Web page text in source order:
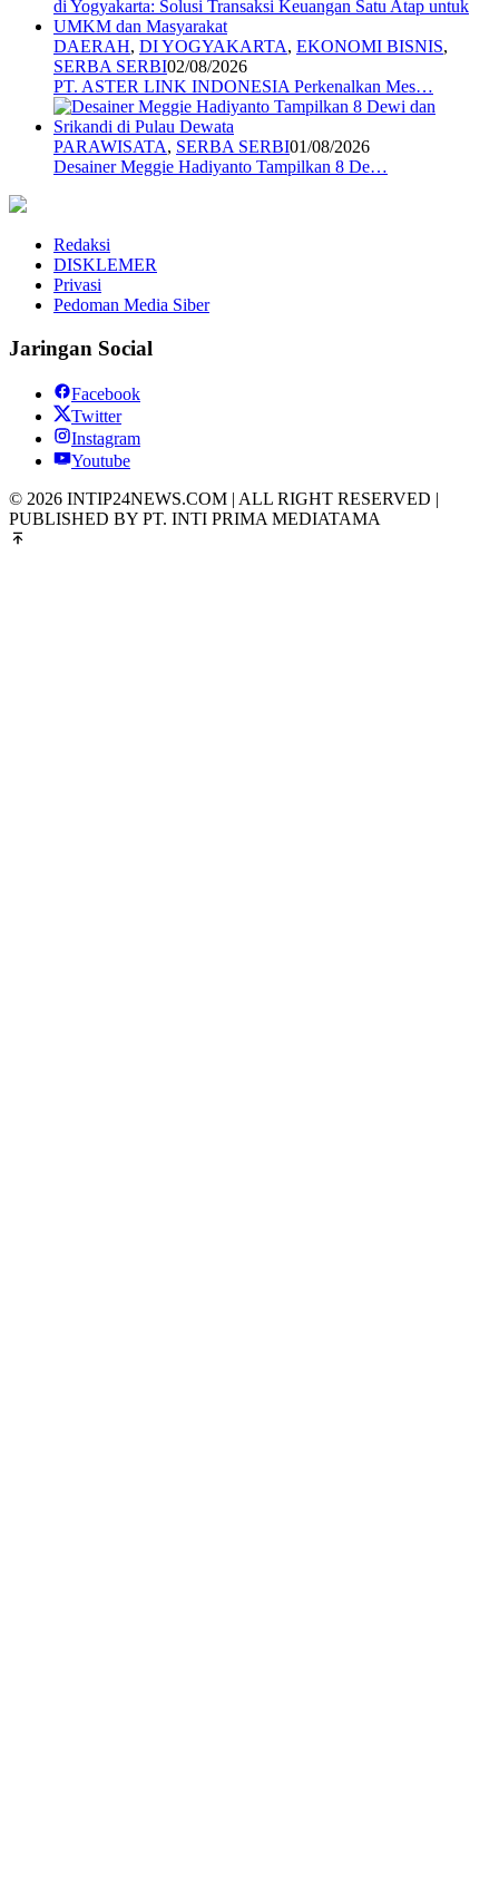
DAERAH, DI YOGYAKARTA, EKONOMI BISNIS,
SERBA SERBI02/08/2026
PT. ASTER LINK INDONESIA Perkenalkan Mes…
PARAWISATA, SERBA SERBI01/08/2026
Desainer Meggie Hadiyanto Tampilkan 8 De…
Redaksi
DISKLEMER
Privasi
Pedoman Media Siber
Jaringan Social
Facebook
Twitter
Instagram
Youtube
© 2026 INTIP24NEWS.COM | ALL RIGHT RESERVED |
PUBLISHED BY PT. INTI PRIMA MEDIATAMA